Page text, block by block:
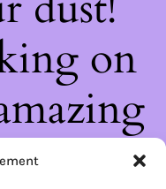
on
soon!